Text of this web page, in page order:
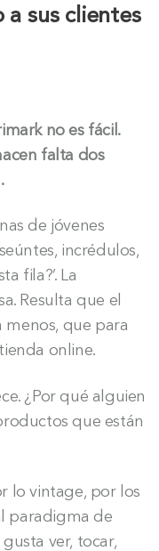
a sus clientes
no es fácil.
falta dos
de jóvenes
incrédulos,
fila?’. La
Resulta que el
menos, que para
online.
¿Por qué alguien
que están
lo vintage, por los
paradigma de
ver, tocar,